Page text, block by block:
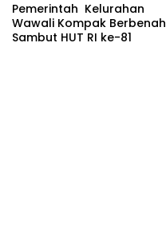
Pemerintah Kelurahan
Wawali Kompak Berbenah
Sambut HUT RI ke-81